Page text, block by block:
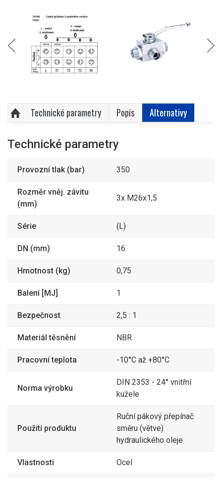
Technické parametry Popis Alternativy
Technické parametry
Provozní tlak (bar) 350
Rozměr vněj. závitu
(mm)
3x M26x1,5
Série (L)
DN (mm) 16
Hmotnost (kg) 0,75
Balení [MJ] 1
Bezpečnost 2,5 : 1
Materiál těsnění NBR
Pracovní teplota -10°C až +80°C
Norma výrobku
DIN 2353 - 24° vnitřní
kužele
Použití produktu
Ruční pákový přepínač
směru (větve)
hydraulického oleje
Vlastnosti Ocel